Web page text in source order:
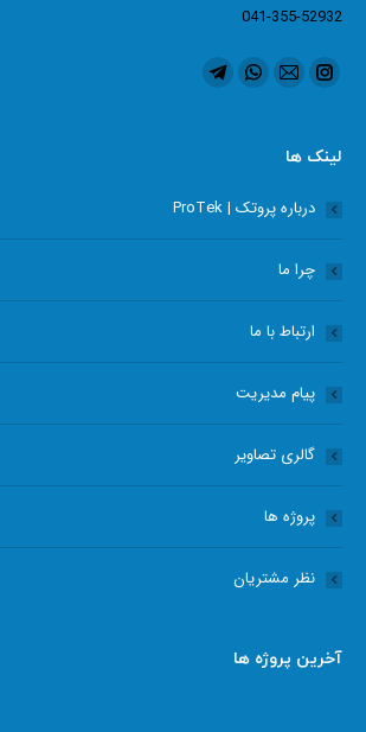
041-355-52932
ما را دنبال کنید در:
اینستاگرام
opens
new
window
ایمیل
opens
new
window
واتساپ
new
window
تلگرام
new
window
لینک ها
درباره پروتک | ProTek
چرا ما
ارتباط با ما
پیام مدیریت
گالری تصاویر
پروژه ها
نظر مشتریان
آخرین پروژه ها